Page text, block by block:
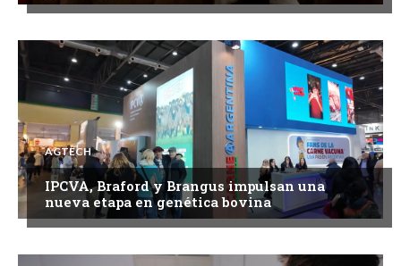
AGTECH
IPCVA, Braford y Brangus impulsan una
nueva etapa en genética bovina